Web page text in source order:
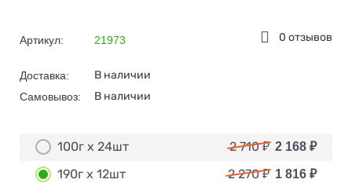
0 отзывов
Артикул: 21973
Доставка: В наличии
Самовывоз: В наличии
100г х 24шт 2 710₽ 2 168 ₽
190г х 12шт 2 270₽ 1 816 ₽